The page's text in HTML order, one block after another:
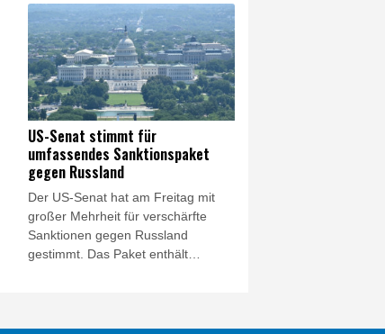
bei der CDU vor Ort. "Das
Kooperationsverbot mit der AfD ist
ein Grundsatzbeschluss in der
CDU", sagte Frei den Funke-
Zeitungen vom Samstag. "Es kann
nicht je nach Bundesland anders
beantwortet werden."
US-Senat stimmt für
umfassendes Sanktionspaket
gegen Russland
Der US-Senat hat am Freitag mit
großer Mehrheit für verschärfte
Sanktionen gegen Russland
gestimmt. Das Paket enthält
Banken. Außerdem wird von